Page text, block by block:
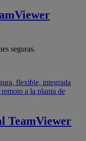
seguras.
flexible, integrada
a la planta de
TeamViewer